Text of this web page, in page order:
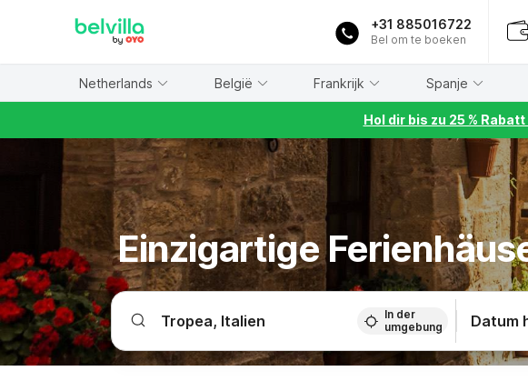
+31 885016722
Bel om te boeken
Netherlands België Frankrijk Spanje
Hol dir bis zu 25 %
Einzigartige
In der
umgebung
Datum